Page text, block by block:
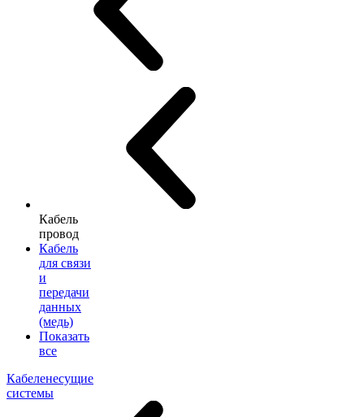
Кабель
провод
Кабель
для связи
и
передачи
данных
(медь)
Показать
все
Кабеленесущие
системы